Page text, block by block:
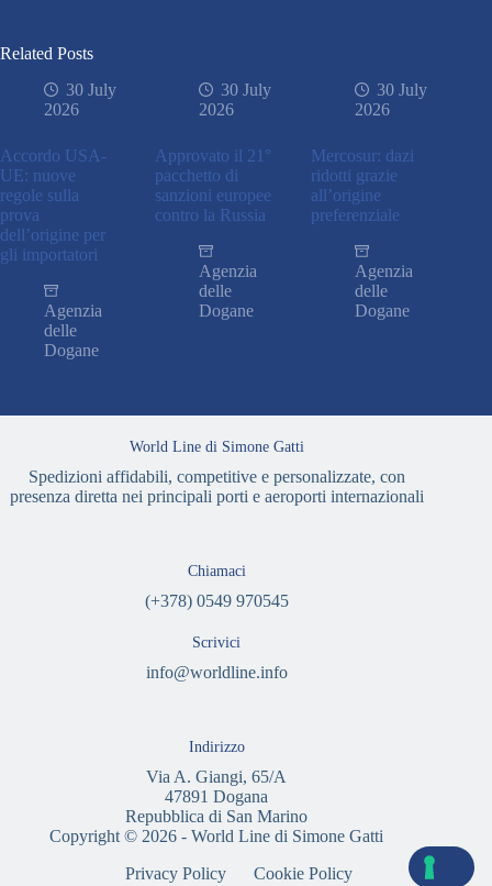
Related Posts
30 July
2026
Accordo USA-
UE: nuove
regole sulla
prova
dell’origine per
gli importatori
Agenzia
delle
Dogane
30 July
2026
Approvato il 21°
pacchetto di
sanzioni europee
contro la Russia
Agenzia
delle
Dogane
30 July
2026
Mercosur: dazi
ridotti grazie
all’origine
preferenziale
Agenzia
delle
Dogane
World Line di Simone Gatti
Spedizioni affidabili, competitive e personalizzate, con
presenza diretta nei principali porti e aeroporti internazionali
Chiamaci
(+378) 0549 970545
Scrivici
info@worldline.info
Indirizzo
Via A. Giangi, 65/A
47891 Dogana
Repubblica di San Marino
Copyright © 2026 - World Line di Simone Gatti
Privacy Policy
Cookie Policy